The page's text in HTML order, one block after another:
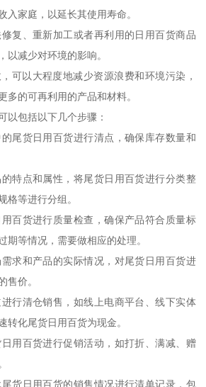
入家庭，以延长其使用寿命。
复、重新加工或者再利用的日用百货商品
以减少对环境的影响。
可以大程度地减少资源浪费和环境污染，
多的可再利用的产品和材料。
以包括以下几个步骤：
尾货日用百货进行清点，确保库存数量和
特点和属性，将尾货日用百货进行分类整
格等进行分组。
百货进行质量检查，确保产品符合质量标
期等情况，需要做相应的处理。
求和产品的实际情况，对尾货日用百货进
售价。
行清仓销售，如线上电商平台、线下实体
转化尾货日用百货为现金。
用百货进行促销活动，如打折、满减、赠
货日用百货的销售情况进行清单记录，包